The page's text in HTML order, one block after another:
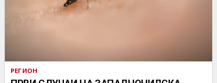
РЕГИОН